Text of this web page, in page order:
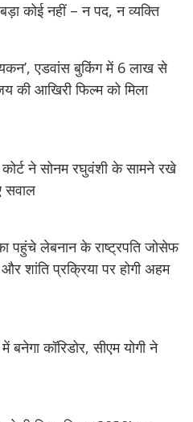
कोई नहीं – न पद, न व्यक्ति
एडवांस बुकिंग में 6 लाख से
की आखिरी फिल्म को मिला
कोर्ट ने सोनम रघुवंशी के सामने रखे
सवाल
पहुंचे लेबनान के राष्ट्रपति जोसेफ
शांति प्रक्रिया पर होगी अहम
बनेगा कॉरिडोर, सीएम योगी ने